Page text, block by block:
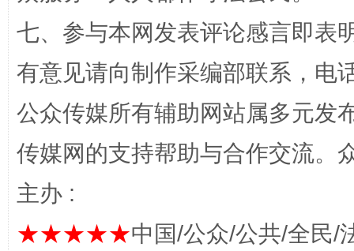
这是一记警钟！ 谢
七、参与本网发表评论感言即表
有意见请向制作采编部联系，电
公众传媒所有辅助网站属多元发
传媒网的支持帮助与合作交流。
主办 :
★★★★★中国/公众/公共/全民/